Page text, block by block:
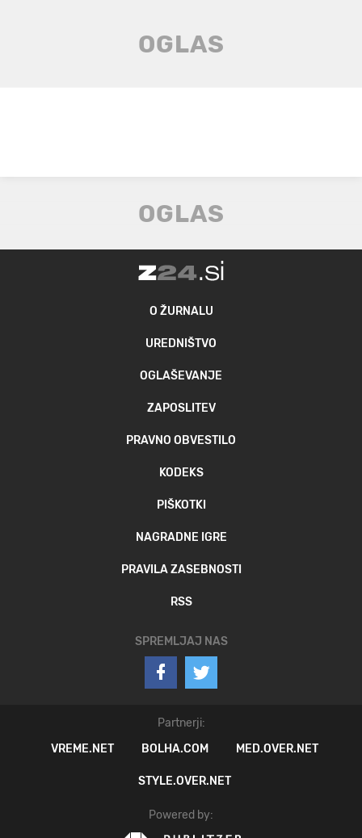
O ŽURNALU
UREDNIŠTVO
OGLAŠEVANJE
ZAPOSLITEV
PRAVNO OBVESTILO
KODEKS
PIŠKOTKI
NAGRADNE IGRE
PRAVILA ZASEBNOSTI
RSS
SPREMLJAJ NAS
Partnerji:
VREME.NET
BOLHA.COM MED.OVER.NET
STYLE.OVER.NET
Powered by: